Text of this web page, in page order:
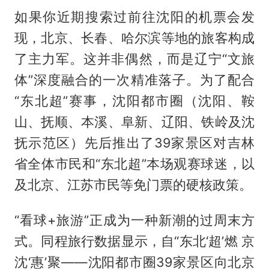
如果你近期搜索过前往沈阳的机票会发
现，北京、长春、哈尔滨等地的旅客构成
了主力军。这并非偶然，而是辽宁“文旅
体”深度融合的一次精准落子。为了配合
“东北超”赛事，沈阳都市圈（沈阳、鞍
山、抚顺、本溪、阜新、辽阳、铁岭及沈
抚示范区）先后推出了39家景区对吉林
省全体市民和“东北超”本场观赛球迷，以
及北京、江苏市民等免门票的硬核政策。
“看球+旅游”正成为一种新潮的过周末方
式。同程旅行数据显示，自“东北‘超’燃 京
沈‘惠’聚——沈阳都市圈39家景区向北京